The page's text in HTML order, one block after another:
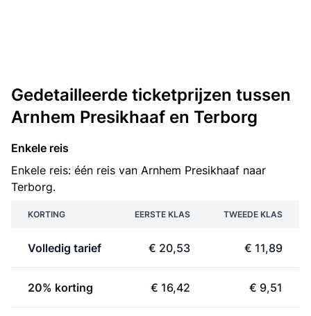
Gedetailleerde ticketprijzen tussen
Arnhem Presikhaaf en Terborg
Enkele reis
Enkele reis: één reis van Arnhem Presikhaaf naar
Terborg.
KORTING EERSTE KLAS TWEEDE KLAS
Volledig tarief € 20,53 € 11,89
20% korting € 16,42 € 9,51